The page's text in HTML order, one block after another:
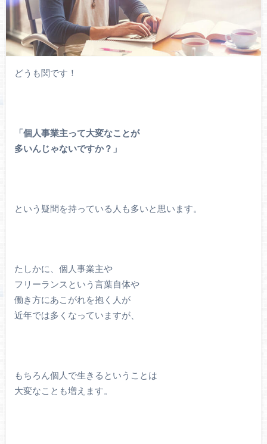
どうも関です！
「個人事業主って大変なことが
多いんじゃないですか？」
という疑問を持っている人も多いと思います。
たしかに、個人事業主や
フリーランスという言葉自体や
働き方にあこがれを抱く人が
近年では多くなっていますが、
もちろん個人で生きるということは
大変なことも増えます。